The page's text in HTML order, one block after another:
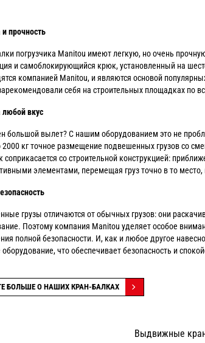
прочность
погрузчика Manitou имеют легкую, но очень
и самоблокирующийся крюк, установленный на
компанией Manitou, и являются основой
себя на строительных площадках по
вкус
большой вылет? С нашим оборудованием это не
2000 кг точное размещение подвешенных грузов со
соприкасается со строительной конструкцией:
элементами, перемещая груз точно в то место,
грузы отличаются от обычных грузов: они
Поэтому компания Manitou уделяет особое
полной безопасности. И, как и любое другое
оборудование, что обеспечивает безопасность и
БОЛЬШЕ О НАШИХ КРАН-БАЛКАХ
Выдвижные